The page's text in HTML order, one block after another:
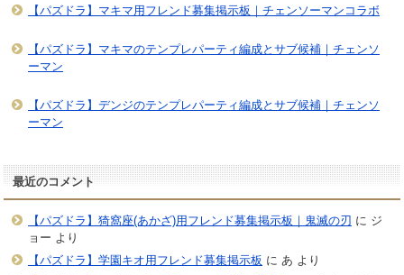
【パズドラ】マキマ用フレンド募集掲示板｜チェンソーマンコラボ
【パズドラ】マキマのテンプレパーティ編成とサブ候補｜チェンソ
ーマン
【パズドラ】デンジのテンプレパーティ編成とサブ候補｜チェンソ
ーマン
最近のコメント
【パズドラ】猗窩座(あかざ)用フレンド募集掲示板｜鬼滅の刃 に ジ
ョー より
【パズドラ】学園キオ用フレンド募集掲示板 に あ より